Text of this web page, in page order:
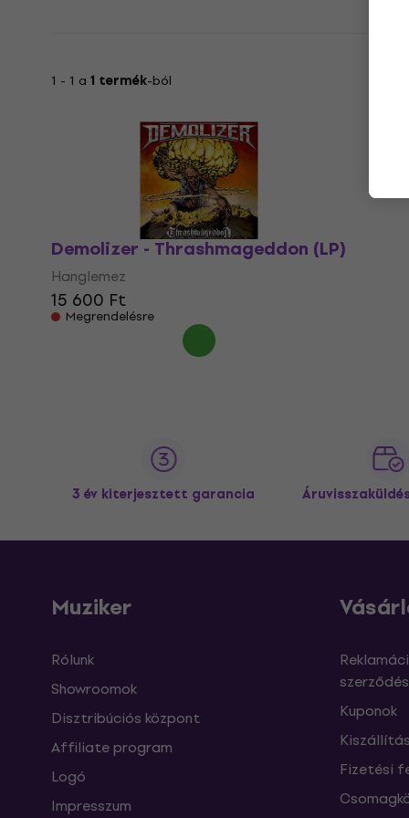
1 - 1 a 1 termék-ból
Demolizer - Thrashmageddon (LP)
Hanglemez
15 600 Ft
Megrendelésre
3 év kiterjesztett garancia
Muziker
Rólunk
Showroomok
Disztribúciós központ
Affiliate program
Logó
Impresszum
Kuponok
Fizetési